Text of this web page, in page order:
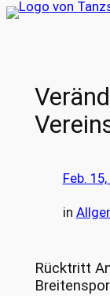
Zum
Feb.
in
Rücktritt